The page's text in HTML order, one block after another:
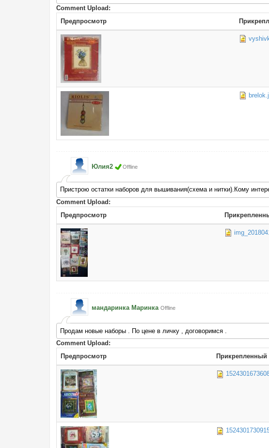
Comment Upload:
Предпросмотр
Юлия2 Offline
Пристрою остатки наборов для вышивания(схема и нитки).Кому
Comment Upload:
Предпросмотр
мандаринка Маринка Offline
Продам новые наборы . По цене в личку , договоримся .
Comment Upload:
Предпросмотр